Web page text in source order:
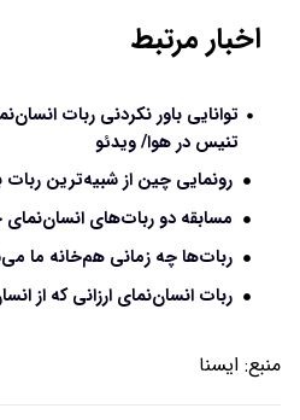
اخبار مرتبط
توانایی باور نکردنی ربات
تنیس در هوا/ ویدئو
رونمایی چین از شبیه‌ترین ربات
مسابقه‌ دو ربات‌های انسان‌نمای
ربات‌ها چه زمانی هم‌خانه ما
ربات انسان‌نمای ارزانی که از
منبع: ایسنا